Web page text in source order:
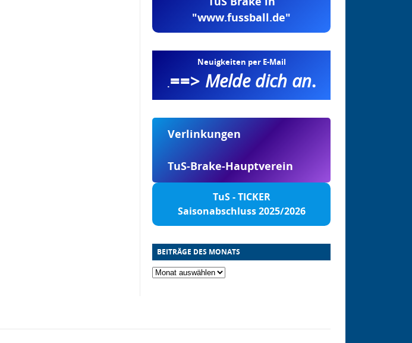
"www.fussball.de"
Neuigkeiten per E-Mail
.==> Melde dich an.
Verlinkungen
TuS-Brake-Hauptverein
TuS - TICKER
Saisonabschluss 2025/2026
BEITRÄGE DES MONATS